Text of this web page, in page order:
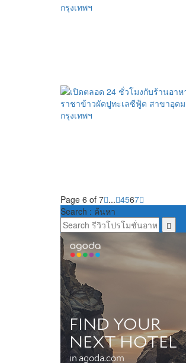
กรุงเทพฯ
กรุงเทพฯ
Page 6 of 7 ... 4567
Search : ค้นหา